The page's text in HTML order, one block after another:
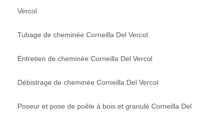
Vercol
Tubage de cheminée Corneilla Del Vercol
Entretien de cheminée Corneilla Del Vercol
Débistrage de cheminée Corneilla Del Vercol
Poseur et pose de poêle à bois et granulé Corneilla Del